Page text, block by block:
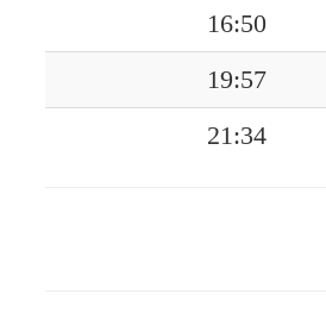
16:50
19:57
21:34